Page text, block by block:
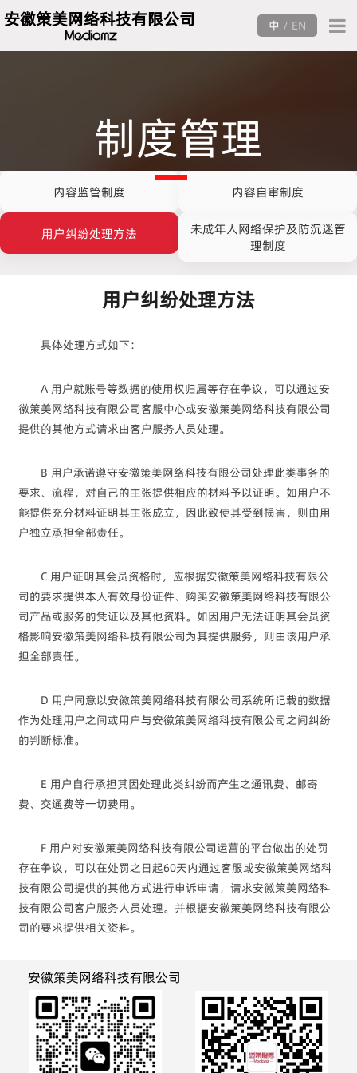
安徽策美网络科技有限公司 中 / EN
制度管理
内容监管制度 内容自审制度
用户纠纷处理方法
未成年人网络保护及防沉迷管
理制度
用户纠纷处理方法
具体处理方式如下：
A 用户就账号等数据的使用权归属等存在争议，可以通过安
徽策美网络科技有限公司客服中心或安徽策美网络科技有限公司
提供的其他方式请求由客户服务人员处理。
B 用户承诺遵守安徽策美网络科技有限公司处理此类事务的
要求、流程，对自己的主张提供相应的材料予以证明。如用户不
能提供充分材料证明其主张成立，因此致使其受到损害，则由用
户独立承担全部责任。
C 用户证明其会员资格时，应根据安徽策美网络科技有限公
司的要求提供本人有效身份证件、购买安徽策美网络科技有限公
司产品或服务的凭证以及其他资料。如因用户无法证明其会员资
格影响安徽策美网络科技有限公司为其提供服务，则由该用户承
担全部责任。
D 用户同意以安徽策美网络科技有限公司系统所记载的数据
作为处理用户之间或用户与安徽策美网络科技有限公司之间纠纷
的判断标准。
E 用户自行承担其因处理此类纠纷而产生之通讯费、邮寄
费、交通费等一切费用。
F 用户对安徽策美网络科技有限公司运营的平台做出的处罚
存在争议，可以在处罚之日起60天内通过客服或安徽策美网络科
技有限公司提供的其他方式进行申诉申请，请求安徽策美网络科
技有限公司客户服务人员处理。并根据安徽策美网络科技有限公
司的要求提供相关资料。
安徽策美网络科技有限公司